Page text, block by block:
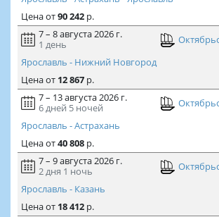
Ценаот90 242р.
7 – 8 августа 2026 г.
1 день
Ярославль - Нижний Новгород
Ценаот 12 867р.
7 – 13 августа 2026 г.
6 дней 5 ночей
Ярославль - Астрахань
Ценаот40 808р.
7 – 9 августа 2026 г.
2 дня 1 ночь
Ярославль - Казань
Ценаот 18 412р.